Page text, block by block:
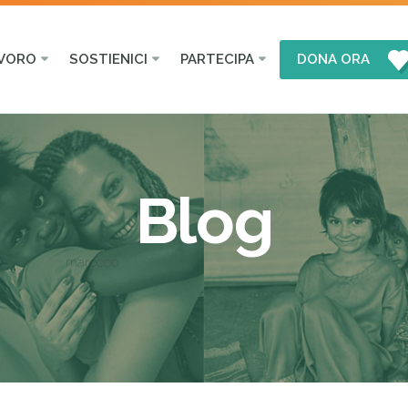
SOSTIENICI PARTECIPA DONA ORA
Blog
marocco